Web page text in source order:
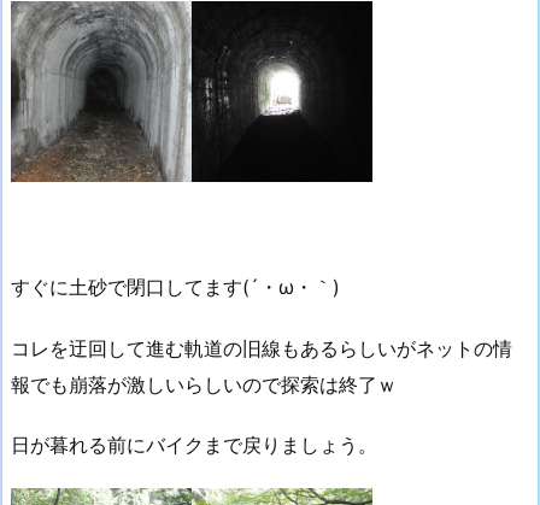
すぐに土砂で閉口してます(´・ω・｀)
コレを迂回して進む軌道の旧線もあるらしいがネットの情
報でも崩落が激しいらしいので探索は終了ｗ
日が暮れる前にバイクまで戻りましょう。